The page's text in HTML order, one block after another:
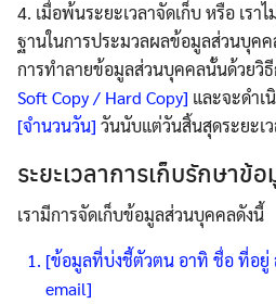
4. เมื่อพ้นระยะเวลาจัดเก็บ หรือ เรา
ฐานในการประมวลผลข้อมูลส่วนบุคค
การทำลายข้อมูลส่วนบุคคลนั้นด้วยวิธี
Soft Copy / Hard Copy] และจะดำเ
[จำนวนวัน] วันนับแต่วันสิ้นสุดระยะเว
ระยะเวลาการเก็บรักษาข้
เรามีการจัดเก็บข้อมูลส่วนบุคคลดังนี้
[ข้อมูลที่บ่งชี้ตัวตน อาทิ ชื่อ ที่อยู่
email]